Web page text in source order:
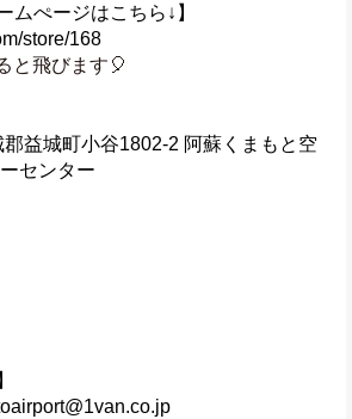
ムぺージはこちら↓】
store/168
と飛びます🎈
益城町小谷1802-2 阿蘇くまもと空
センター